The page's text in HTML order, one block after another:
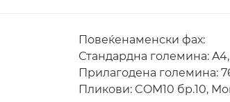
Повеќенаменски фах:
Стандардна големина: A4,
Прилагодена големина:
Пликови: COM10 бр.10,